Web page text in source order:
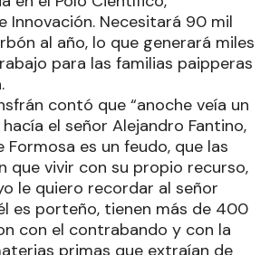
Innovación. Necesitará 90 mil
al año, lo que generará miles
para las familias paipperas
contó que “anoche veía un
el señor Alejandro Fantino,
Formosa es un feudo, que las
que vivir con su propio recurso,
le quiero recordar al señor
es porteño, tienen más de 400
con el contrabando y con la
primas que extraían de